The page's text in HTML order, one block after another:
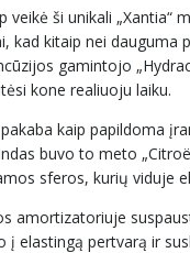
veikė ši unikali „Xantia“
kad kitaip nei
gamintojo
kone realiuoju laiku.
kaip papildoma
buvo to meto
sferos, kurių viduje
amortizatoriuje
į elastingą pertvarą ir